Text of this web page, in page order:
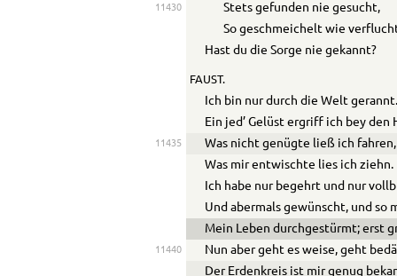
11430
Stets gefunden nie gesucht,
So geschmeichelt wie
Hast du die Sorge nie gekannt?
FAUST.
Ich bin nur durch die Welt
Ein jed’ Gelüst ergriff ich bey den
11435
Was nicht genügte ließ ich fahren,
Was mir entwischte lies ich ziehn.
Ich habe nur begehrt und nur
Und abermals gewünscht, und so
Mein Leben durchgestürmt; erst
11440
Nun aber geht es weise, geht
Der Erdenkreis ist mir genug